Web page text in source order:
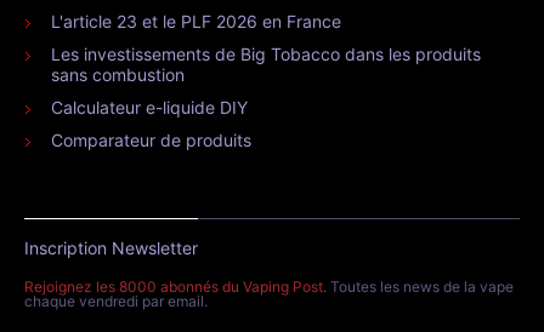
L'article 23 et le PLF 2026 en France
Les investissements de Big Tobacco dans les produits
sans combustion
Calculateur e-liquide DIY
Comparateur de produits
Inscription Newsletter
Rejoignez les 8000 abonnés du Vaping Post. Toutes les news de la vape
chaque vendredi par email.